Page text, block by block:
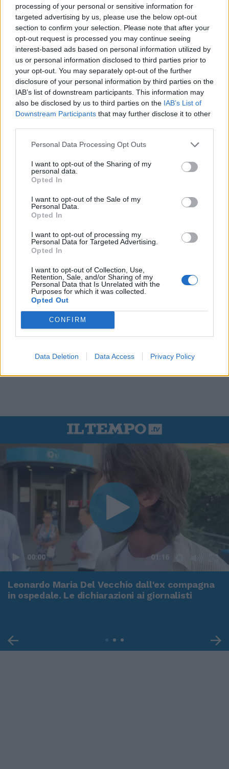
processing of your personal or sensitive information for
targeted advertising by us, please use the below opt-out
section to confirm your selection. Please note that after your
opt-out request is processed you may continue seeing
interest-based ads based on personal information utilized by
us or personal information disclosed to third parties prior to
your opt-out. You may separately opt-out of the further
disclosure of your personal information by third parties on the
IAB’s list of downstream participants. This information may
also be disclosed by us to third parties on the IAB’s List of
Downstream Participants that may further disclose it to other
Personal Data Processing Opt Outs
I want to opt-out of the Sharing of my
personal data.
Opted In
I want to opt-out of the Sale of my
Personal Data.
Opted In
I want to opt-out of processing my
Personal Data for Targeted Advertising.
Opted In
I want to opt-out of Collection, Use,
Retention, Sale, and/or Sharing of my
Personal Data that Is Unrelated with the
Purposes for which it was collected.
Opted Out
CONFIRM
Data Deletion Data Access Privacy Policy
00:00 01:16
Leonardo Maria Del Vecchio dall'ex compagna
in ospedale. Le dichiarazioni ai giornalisti